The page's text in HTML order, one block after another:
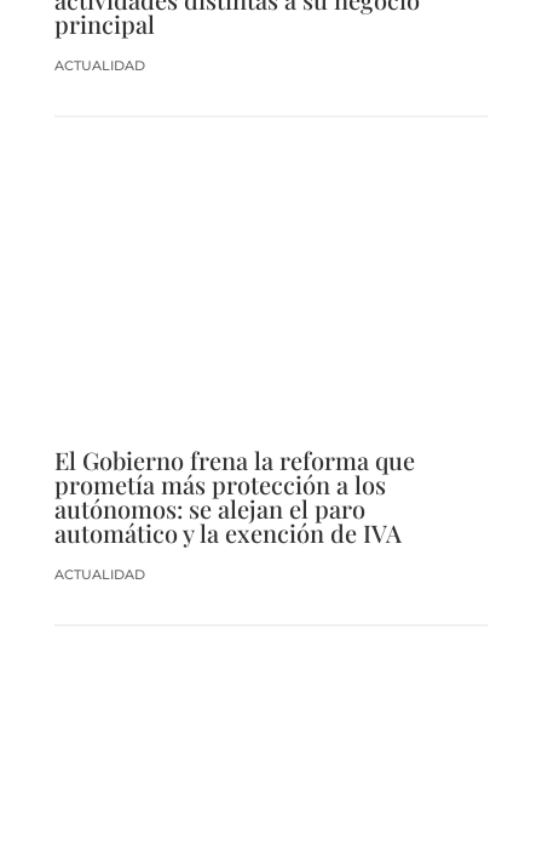
principal
ACTUALIDAD
El Gobierno frena la reforma que
prometía más protección a los
autónomos: se alejan el paro
automático y la exención de IVA
ACTUALIDAD